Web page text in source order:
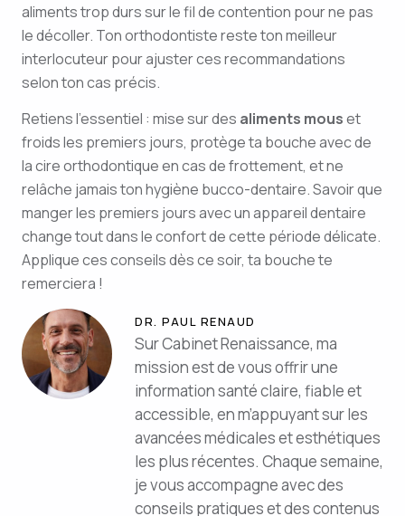
aliments trop durs sur le fil de contention pour ne pas
le décoller. Ton orthodontiste reste ton meilleur
interlocuteur pour ajuster ces recommandations
selon ton cas précis.
Retiens l’essentiel : mise sur des aliments mouset
froids les premiers jours, protège ta bouche avec de
la cire orthodontique en cas de frottement, et ne
relâche jamais ton hygiène bucco-dentaire. Savoir que
manger les premiers jours avec un appareil dentaire
change tout dans le confort de cette période délicate.
Applique ces conseils dès ce soir, ta bouche te
remerciera !
DR. PAUL RENAUD
Sur Cabinet Renaissance, ma
mission est de vous offrir une
information santé claire, fiable et
accessible, en m’appuyant sur les
avancées médicales et esthétiques
les plus récentes. Chaque semaine,
je vous accompagne avec des
conseils pratiques et des contenus